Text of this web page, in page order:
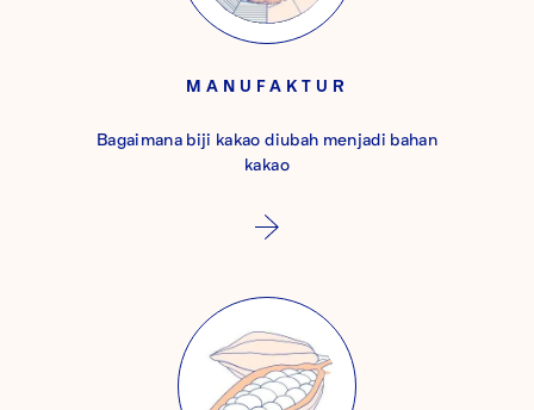
MANUFAKTUR
Bagaimana biji kakao diubah menjadi bahan
kakao